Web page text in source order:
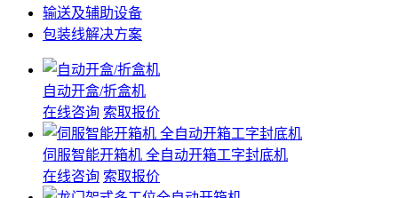
输送及辅助设备
包装线解决方案
自动开盒/折盒机
在线咨询 索取报价
伺服智能开箱机 全自动开箱工字封底机
在线咨询 索取报价